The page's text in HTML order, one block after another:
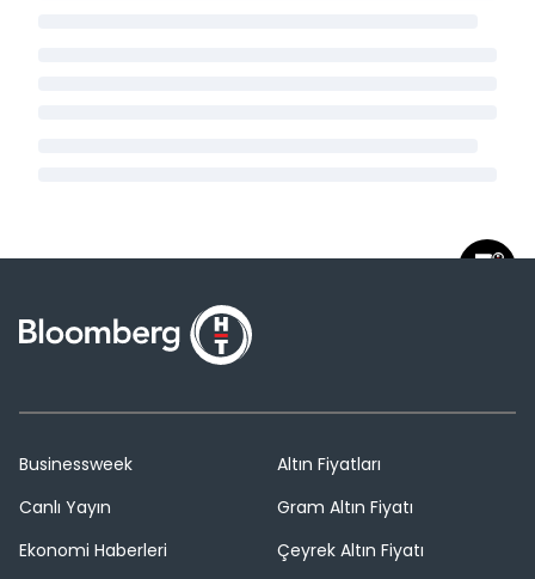
Businessweek
Canlı Yayın
Ekonomi Haberleri
Altın Fiyatları
Gram Altın Fiyatı
Çeyrek Altın Fiyatı